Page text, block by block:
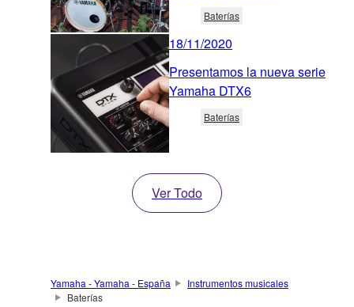
Baterías
18/11/2020
Presentamos la nueva serie
Yamaha DTX6
Baterías
Ver Todo
Yamaha - Yamaha - España
Instrumentos musicales
Baterías